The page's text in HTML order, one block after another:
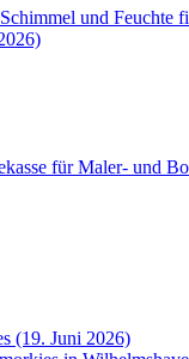
und
für Maler- und
(19. Juni 2026)